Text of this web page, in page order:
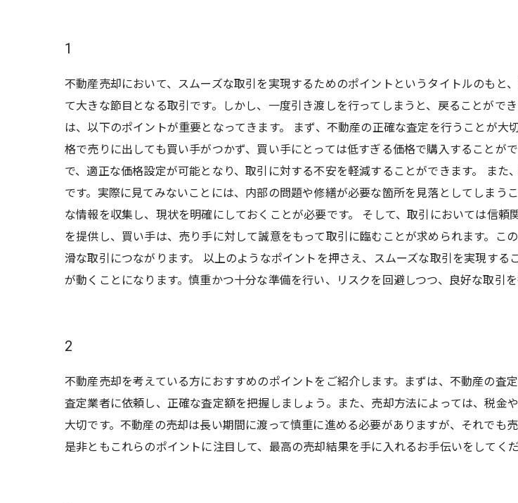
1
不動産売却において、スムーズな取引を実現するためのポイントというタイトルのもと
て大きな節目となる取引です。しかし、一度引き渡しを行ってしまうと、戻ることがで
は、以下のポイントが重要となってきます。 まず、不動産の正確な査定を行うことが
格で売りに出しても買い手がつかず、買い手にとっては低すぎる価格で購入することが
で、適正な価格設定が可能となり、取引に対する不安を軽減することができます。 ま
です。実際に見てみないことには、内部の問題や修繕が必要な箇所を見落としてしま
な情報を収集し、現状を明確にしておくことが必要です。 そして、取引においては信
を提供し、買い手は、売り手に対して誠意をもって取引に臨むことが求められます。
滑な取引につながります。 以上のようなポイントを押さえ、スムーズな取引を実現す
が動くことになります。慎重かつ十分な準備を行い、リスクを回避しつつ、良好な取引を
2
不動産売却を考えている方におすすめのポイントをご紹介します。まずは、不動産の査
査定業者に依頼し、正確な査定額を把握しましょう。また、売却方法によっては、税金
大切です。不動産の売却は長い期間に渡って慎重に進める必要がありますが、それでも
是非ともこれらのポイントに注目して、最高の売却結果を手に入れるお手伝いをしてくだ